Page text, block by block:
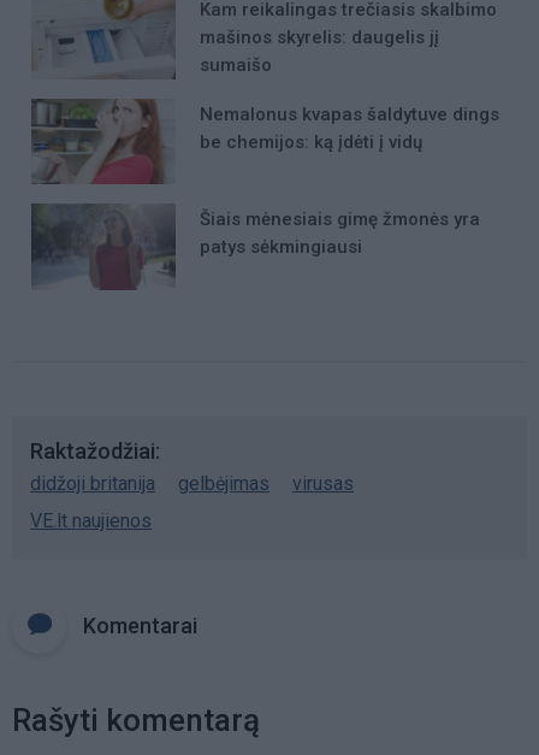
Kam reikalingas trečiasis skalbimo
mašinos skyrelis: daugelis jį
sumaišo
Nemalonus kvapas šaldytuve dings
be chemijos: ką įdėti į vidų
Šiais mėnesiais gimę žmonės yra
patys sėkmingiausi
Raktažodžiai
didžoji britanija gelbėjimas
virusas
VE.lt naujienos
Komentarai
Rašyti komentarą